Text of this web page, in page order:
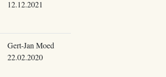
12.12.2021
Gert-Jan Moed
22.02.2020